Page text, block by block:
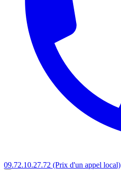
09.72.10.27.72 (Prix d'un appel local)